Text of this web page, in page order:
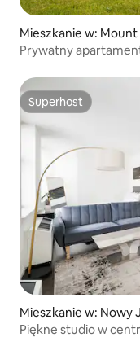
Mieszkanie w:
Prywatny
Superhost
Superhost
Mieszkanie w: Nowy
Piękne studio w